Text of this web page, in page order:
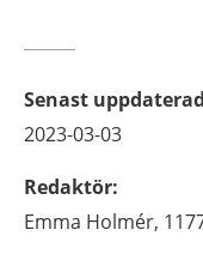
Senast uppdaterad
2023-03-03
Redaktör:
Emma Holmér,